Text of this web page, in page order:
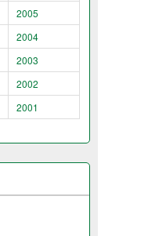
2005
2004
2003
2002
2001